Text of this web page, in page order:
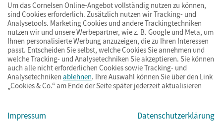
© Cornelsen Verlag 2026
ImpressumAGBDatenschutzBarrierefreiheitCookies & Co.
Um das Cornelsen Online-Angebot vollständig nutzen zu können,
sind Cookies erforderlich. Zusätzlich nutzen wir Tracking- und
Analysetools. Marketing Cookies und andere Trackingtechniken
nutzen wir und unsere Werbepartner, wie z. B. Google und Meta, um
Ihnen personalisierte Werbung anzuzeigen, die zu Ihren Interessen
passt. Entscheiden Sie selbst, welche Cookies Sie annehmen und
welche Tracking- und Analysetechniken Sie akzeptieren. Sie können
auch alle nicht erforderlichen Cookies sowie Tracking- und
Analysetechniken ablehnen. Ihre Auswahl können Sie über den Link
„Cookies & Co.“ am Ende der Seite später jederzeit aktualisieren
Impressum Datenschutzerklärung